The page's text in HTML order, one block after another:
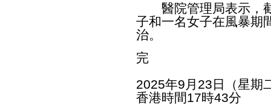
醫院管理局表示，截
子和一名女子在風暴期
治。
完
2025年9月23日（星期
香港時間17時43分